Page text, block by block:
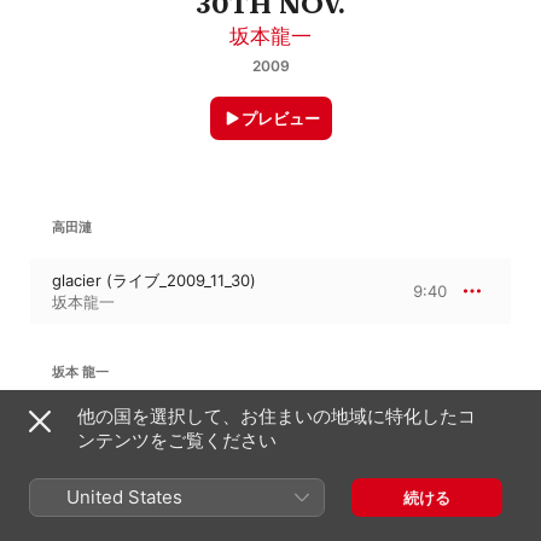
坂本龍一
2009
プレビュー
高田漣
glacier (ライブ_2009_11_30)
坂本龍一
9:40
坂本 龍一
hibari (ライブ_2009_11_30)
坂本龍一
坂本龍一 5:07
他の国を選択して、お住まいの地域に特化したコ
ンテンツをご覧ください
United States 続ける